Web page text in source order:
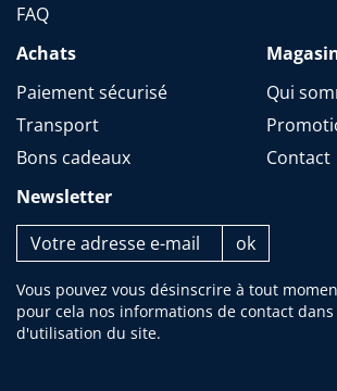
FAQ
Achats
Paiement sécurisé
Transport
Bons cadeaux
Qui
Contact
Newsletter
Vous pouvez vous désinscrire à tout
pour cela nos informations de contact
d'utilisation du site.